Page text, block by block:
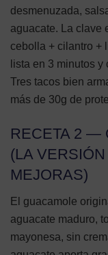
desmenuzada,
aguacate. La clave
cebolla + cilantro +
lista en 3 minutos
Tres tacos bien
más de 30g de
RECETA 2 —
(LA
MEJORAS)
El guacamole
aguacate maduro,
mayonesa, sin